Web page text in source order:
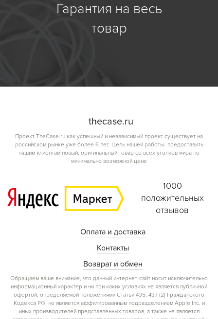
Гарантия на весь
товар
thecase.ru
Проект TheCase.ru как успешный и независимый проект существует на
российском рынке уже более 6 лет. Цель нашей работы- предоставить
нашим клиентам новый, оригинальный товар со всех уголков мира по
минимально возможной цене
1000
положительных
отзывов
Оплата и доставка
Контакты
Возврат и обмен
Обращаем ваше внимание, что данный интернет-сайт носит исключительно
информационный характер и ни при каких условиях не является публичной
офертой, определяемой положениями Статьи 435, 437 (2) Гражданского
Кодекса РФ; не является аффилированным подразделением Apple Inc. и
иных производителей представленных товаров, а также не является